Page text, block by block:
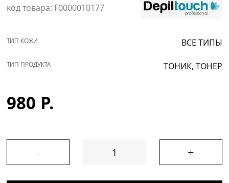
код товара: F0000010177
ВСЕ ТИПЫ
ТИП КОЖИ
ТОНИК, ТОНЕР
ТИП ПРОДУКТА
980 Р.
- +